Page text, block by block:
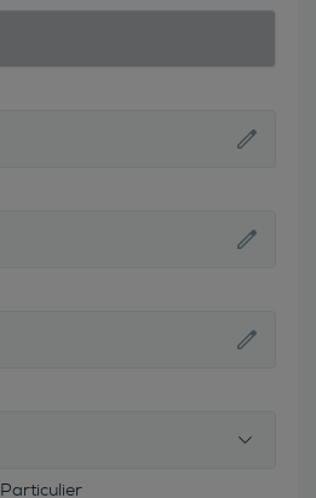
Particulier